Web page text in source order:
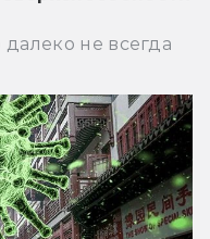
не всегда